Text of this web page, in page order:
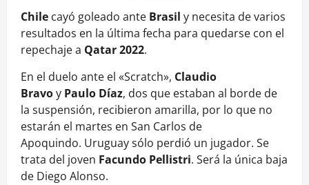
Chile cayó goleado ante Brasil y necesita de varios
resultados en la última fecha para quedarse con el
repechaje a Qatar 2022.
En el duelo ante el «Scratch», Claudio
Bravoy Paulo Díaz, dos que estaban al borde de
la suspensión, recibieron amarilla, por lo que no
estarán el martes en San Carlos de
Apoquindo. Uruguay sólo perdió un jugador. Se
trata del joven Facundo Pellistri. Será la única baja
de Diego Alonso.